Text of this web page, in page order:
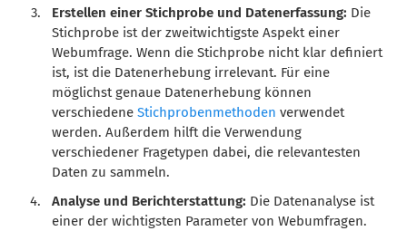
Erstellen einer Stichprobe und Datenerfassung: Die
Stichprobe ist der zweitwichtigste Aspekt einer
Webumfrage. Wenn die Stichprobe nicht klar definiert
ist, ist die Datenerhebung irrelevant. Für eine
möglichst genaue Datenerhebung können
verschiedeneStichprobenmethoden verwendet
werden. Außerdem hilft die Verwendung
verschiedener Fragetypen dabei, die relevantesten
Daten zu sammeln.
Analyse und Berichterstattung: Die Datenanalyse ist
einer der wichtigsten Parameter von Webumfragen.